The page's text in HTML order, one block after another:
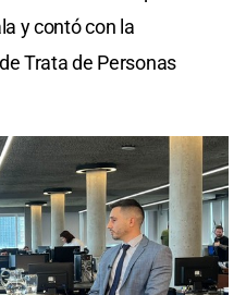
y contó con la
Trata de Personas